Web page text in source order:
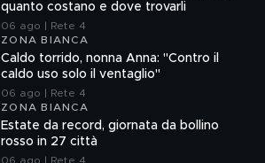
quanto costano e dove trovarli
06 ago | Rete 4
ZONA BIANCA
Caldo torrido, nonna Anna: "Contro il
caldo uso solo il ventaglio"
06 ago | Rete 4
ZONA BIANCA
Estate da record, giornata da bollino
rosso in 27 città
06 ago | Rete 4